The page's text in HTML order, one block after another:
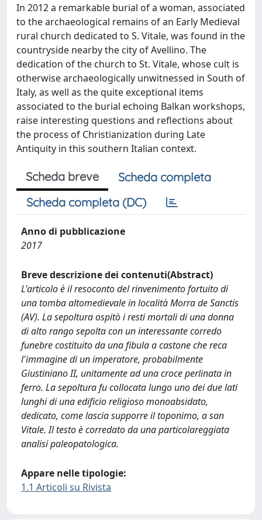
In 2012 a remarkable burial of a woman, associated
to the archaeological remains of an Early Medieval
rural church dedicated to S. Vitale, was found in the
countryside nearby the city of Avellino. The
dedication of the church to St. Vitale, whose cult is
otherwise archaeologically unwitnessed in South of
Italy, as well as the quite exceptional items
associated to the burial echoing Balkan workshops,
raise interesting questions and reflections about
the process of Christianization during Late
Antiquity in this southern Italian context.
Scheda breve
Scheda completa
Scheda completa (DC)
Anno di pubblicazione
2017
Breve descrizione dei contenuti(Abstract)
L'articolo è il resoconto del rinvenimento fortuito di
una tomba altomedievale in località Morra de Sanctis
(AV). La sepoltura ospitò i resti mortali di una donna
di alto rango sepolta con un interessante corredo
funebre costituito da una fibula a castone che reca
l'immagine di un imperatore, probabilmente
Giustiniano II, unitamente ad una croce perlinata in
ferro. La sepoltura fu collocata lungo uno dei due lati
lunghi di una edificio religioso monoabsidato,
dedicato, come lascia supporre il toponimo, a san
Vitale. Il testo è corredato da una particolareggiata
analisi paleopatologica.
Appare nelle tipologie:
1.1 Articoli su Rivista